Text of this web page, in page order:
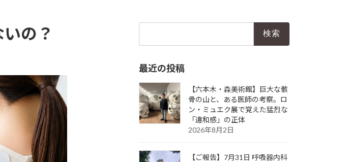
の？
最近の投稿
【六本木・森美術館】巨大な骸
骨の山と、ある医師の考察。ロ
ン・ミュエク展で覚えた猛烈な
「違和感」の正体
2026年8月2日
【ご報告】7月31日 呼吸器内科